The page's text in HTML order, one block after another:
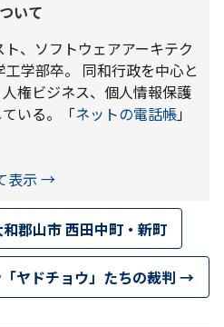
いて
ト、ソフトウェアアーキテク
工学部卒。 同和行政を中心と
権ビジネス、個人情報保護
いる。「ネットの電話帳」
表示 →
郡山市 西田中町・新町
ヤドチョウ」たちの裁判 →